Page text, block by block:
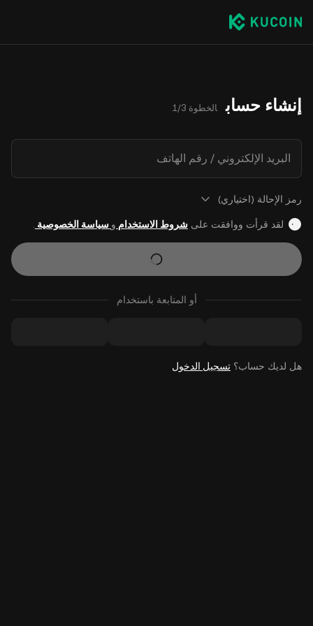
إنشاء حساب الخطوة 1/3
البريد الإلكتروني / رقم الهاتف
رمز الإحالة (اختياري)
لقد قرأت ووافقت على شروط الاستخدام و سياسة الخصوصية
أو المتابعة باستخدام
هل لديك حساب؟ تسجيل الدخول